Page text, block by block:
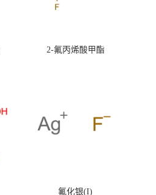
2-氟丙烯酸甲酯
氟化银(I)